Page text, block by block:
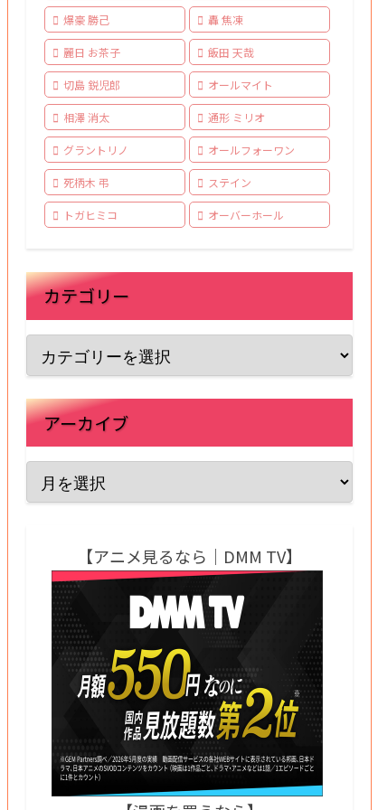
爆豪 勝己 轟 焦凍
麗日 お茶子 飯田 天哉
切島 鋭児郎 オールマイト
相澤 消太 通形 ミリオ
グラントリノ オールフォーワン
死柄木 弔 ステイン
トガヒミコ オーバーホール
カテゴリー
アーカイブ
【アニメ見るなら｜DMM TV】